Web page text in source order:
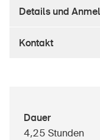
Im Alter
Im Unternehmen
Medien
Details und
Kontakt
Dauer
4,25 Stunden